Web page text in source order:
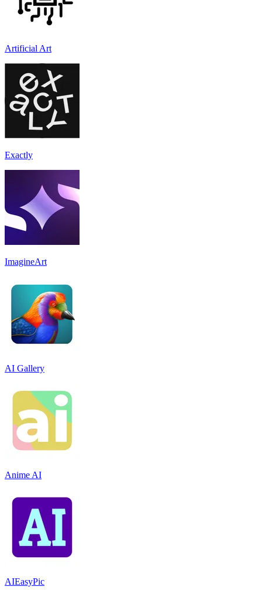
Artificial Art
Exactly
ImagineArt
AI Gallery
Anime AI
AIEasyPic